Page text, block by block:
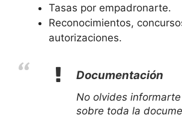
Tasas por empadronarte.
Reconocimientos,
autorizaciones.
Documentación
No olvides
sobre toda la